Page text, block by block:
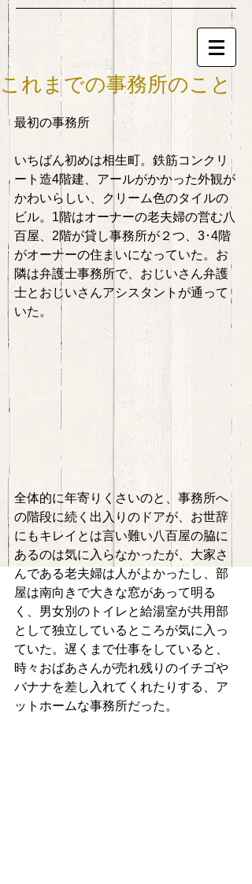
これまでの事務所のこと
最初の事務所
いちばん初めは相生町。鉄筋コンクリ
ート造4階建、アールがかかった外観が
かわいらしい、クリーム色のタイルの
ビル。1階はオーナーの老夫婦の営む八
百屋、2階が貸し事務所が２つ、3･4階
がオーナーの住まいになっていた。お
隣は弁護士事務所で、おじいさん弁護
士とおじいさんアシスタントが通って
いた。
全体的に年寄りくさいのと、事務所へ
の階段に続く出入りのドアが、お世辞
にもキレイとは言い難い八百屋の脇に
あるのは気に入らなかったが、大家さ
んである老夫婦は人がよかったし、部
屋は南向きで大きな窓があって明る
く、男女別のトイレと給湯室が共用部
として独立しているところが気に入っ
ていた。遅くまで仕事をしていると、
時々おばあさんが売れ残りのイチゴや
バナナを差し入れてくれたりする、ア
ットホームな事務所だった。